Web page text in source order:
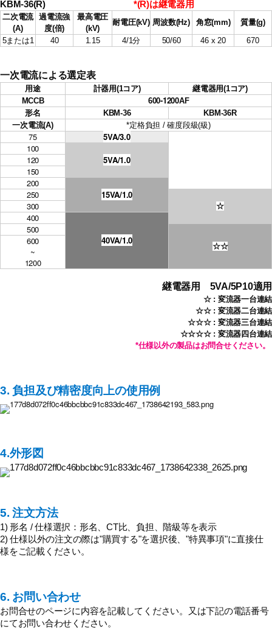
KBM-36(R) *(R)は継電器用
二次電流
(A)
過電流強
度(倍)
最高電圧
(kV)
耐電圧(kV) 周波数(Hz) 角窓(mm)
質量(g)
5または1
40 1.15 4/1分 50/60 46 x 20 670
一次電流による選定表
用途 計器用(1コア) 継電器用(1コア)
MCCB
600-1200AF
形名
KBM-36
KBM-36R
一次電流(A)
*定格負担 / 確度段級(級)
75
5VA/3.0
100
5VA/1.0
120
150
200
15VA/1.0
250
☆
300
400
40VA/1.0
500
☆☆
600
~
1200
継電器用 5VA/5P10適用
☆ : 変流器一台連結
☆☆ : 変流器二台連結
☆☆☆ : 変流器三台連結
☆☆☆☆: 変流器四台連結
*仕様以外の製品はお問合せください。
3. 負担及び精密度向上の使用例
4.外形図
5. 注文方法
1) 形名 / 仕様選択：形名、CT比、負担、階級等を表示
2) 仕様以外の注文の際は"購買する"を選択後、"特異事項"に直接仕
様をご記載ください。
6. お問い合わせ
お問合せのページに内容を記載してください。又は下記の電話番号
にてお問い合わせください。